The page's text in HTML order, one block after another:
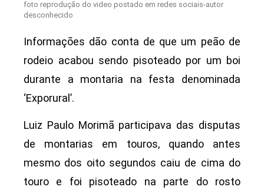
foto reprodução do video postado em redes sociais-autor
desconhecido
Informações dão conta de que um peão de
rodeio acabou sendo pisoteado por um boi
durante a montaria na festa denominada
‘Exporural’.
Luiz Paulo Morimã participava das disputas
de montarias em touros, quando antes
mesmo dos oito segundos caiu de cima do
touro e foi pisoteado na parte do rosto